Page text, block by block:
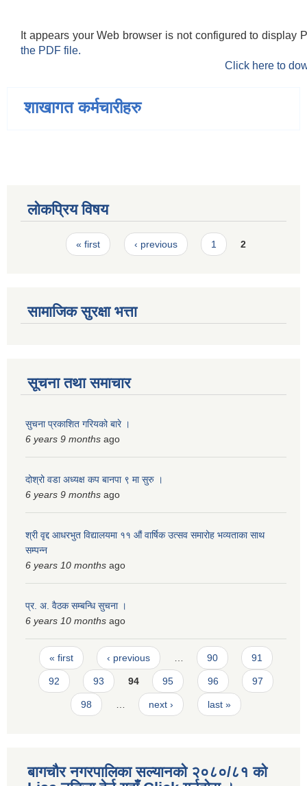
It appears your Web browser is not configured to display
the PDF file.
Click here to
शाखागत कर्मचारीहरु
लोकप्रिय विषय
Pages« first ‹ previous 1 2
सामाजिक सुरक्षा भत्ता
सूचना तथा समाचार
सुचना प्रकाशित गरियको बारे ।
6 years 9 months ago
दोश्रो वडा अध्यक्ष कप बानपा ९ मा सुरु ।
6 years 9 months ago
श्री वृद्द आधरभुत विद्यालयमा ११ औं वार्षिक उत्सव समारोह भव्यताका साथ
सम्पन्न
6 years 10 months ago
प्र. अ. वैठक सम्बन्धि सुचना ।
6 years 10 months ago
Pages
« first ‹ previous … 90 91
92 93 94 95 96 97
98 … next › last »
बागचौर नगरपालिका सल्यानको २०८०/८१ को